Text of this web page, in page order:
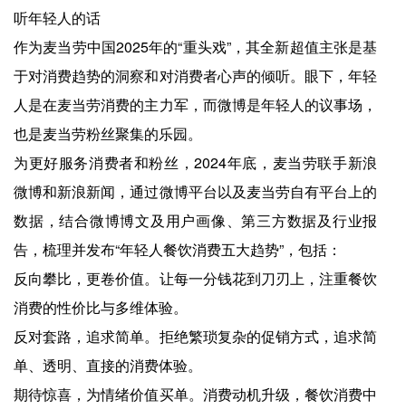
听年轻人的话
作为麦当劳中国2025年的“重头戏”，其全新超值主张是基
于对消费趋势的洞察和对消费者心声的倾听。眼下，年轻
人是在麦当劳消费的主力军，而微博是年轻人的议事场，
也是麦当劳粉丝聚集的乐园。
为更好服务消费者和粉丝，2024年底，麦当劳联手新浪
微博和新浪新闻，通过微博平台以及麦当劳自有平台上的
数据，结合微博博文及用户画像、第三方数据及行业报
告，梳理并发布“年轻人餐饮消费五大趋势”，包括：
反向攀比，更卷价值。让每一分钱花到刀刃上，注重餐饮
消费的性价比与多维体验。
反对套路，追求简单。拒绝繁琐复杂的促销方式，追求简
单、透明、直接的消费体验。
期待惊喜，为情绪价值买单。消费动机升级，餐饮消费中